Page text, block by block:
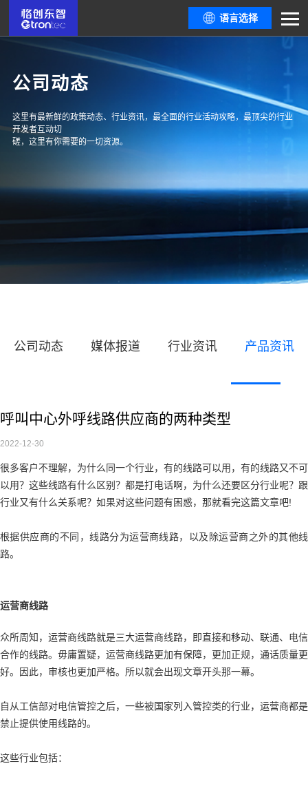
语言选择
公司动态
这里有最新鲜的政策动态、行业资讯，最全面的行业活动攻略，最顶尖的行业
开发者互动切
磋，这里有你需要的一切资源。
公司动态 媒体报道 行业资讯 产品资讯
呼叫中心外呼线路供应商的两种类型
2022-12-30
很多客户不理解，为什么同一个行业，有的线路可以用，有的线路又不可
以用？这些线路有什么区别？都是打电话啊，为什么还要区分行业呢？跟
行业又有什么关系呢？如果对这些问题有困惑，那就看完这篇文章吧!
根据供应商的不同，线路分为运营商线路，以及除运营商之外的其他线
路。
运营商线路
众所周知，运营商线路就是三大运营商线路，即直接和移动、联通、电信
合作的线路。毋庸置疑，运营商线路更加有保障，更加正规，通话质量更
好。因此，审核也更加严格。所以就会出现文章开头那一幕。
自从工信部对电信管控之后，一些被国家列入管控类的行业，运营商都是
禁止提供使用线路的。
这些行业包括：